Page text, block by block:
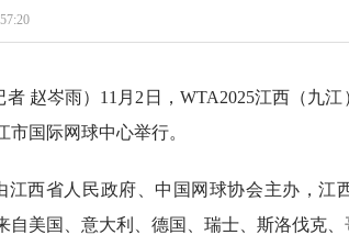
者 赵岑雨）11月2日，WTA2025江西（九江
市国际网球中心举行。
江西省人民政府、中国网球协会主办，江
自美国、意大利、德国、瑞士、斯洛伐克